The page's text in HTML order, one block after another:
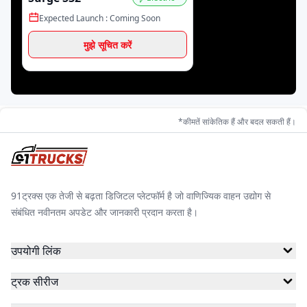
ठुकराल इलेक्ट्रिक बैक्सी
हेक्सॉल जॉय स्टार
डैंडेरा
Expected Launch :Coming Soon
मुझे सूचित करें
*कीमतें सांकेतिक हैं और बदल सकती हैं।
91ट्रक्स एक तेजी से बढ़ता डिजिटल प्लेटफॉर्म है जो वाणिज्यिक वाहन उद्योग से
संबंधित नवीनतम अपडेट और जानकारी प्रदान करता है।
उपयोगी लिंक
ट्रक सीरीज